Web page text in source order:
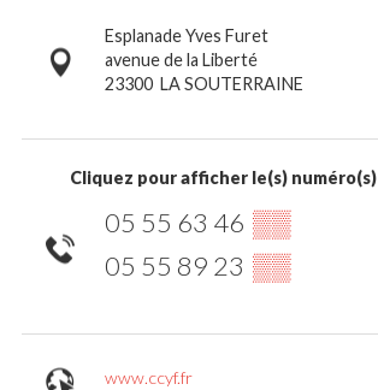
Esplanade Yves Furet
avenue de la Liberté
23300 LA SOUTERRAINE
Cliquez pour afficher le(s) numéro(s)
05 55 63 46 ▒▒
05 55 89 23 ▒▒
www.ccyf.fr